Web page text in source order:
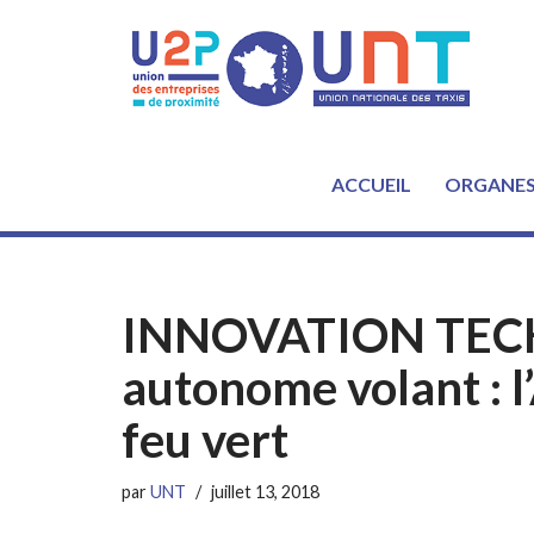
ACCUEIL
INNOVATION
autonome volant :
feu vert
parUNT juillet 13, 2018